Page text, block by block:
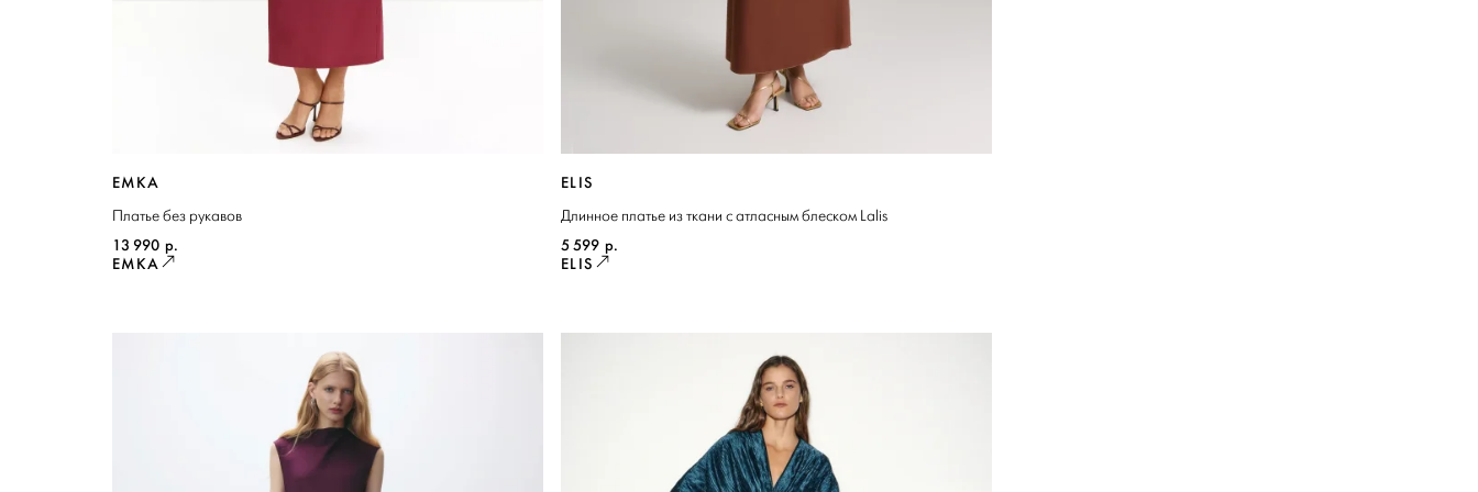
EMKA
Платье без рукавов
13 990 р.
EMKA
ELIS
Длинное платье из ткани с атласным блеском Lalis
5 599 р.
ELIS